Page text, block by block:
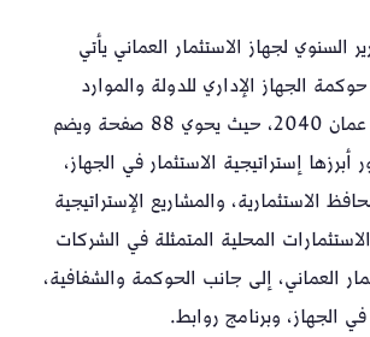
السنوي لجهاز الاستثمار العماني يأتي
الجهاز الإداري للدولة والموارد
والمشاريع في رؤية عمان 2040، حيث يحوي 88 صفحة ويضم
إستراتيجية الاستثمار في الجهاز،
الاستثمارية، والمشاريع الإستراتيجية
المحلية المتمثلة في الشركات
العماني، إلى جانب الحوكمة والشفافية،
الجهاز، وبرنامج روابط.